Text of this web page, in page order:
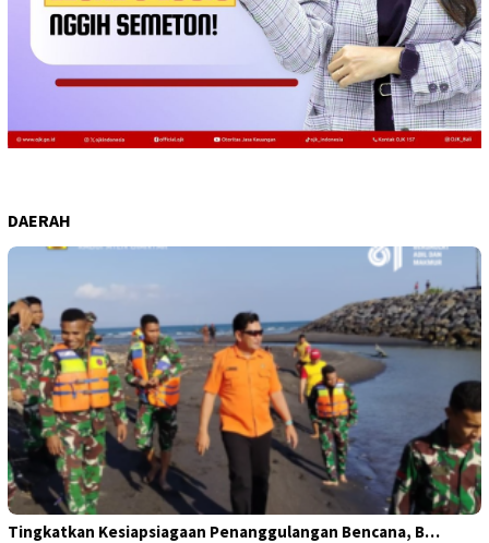
DAERAH
Tingkatkan Kesiapsiagaan Penanggulangan Bencana, B…